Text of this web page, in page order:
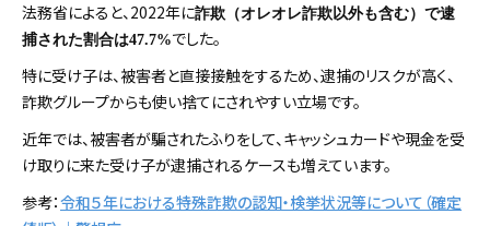
法務省によると、2022年に詐欺（オレオレ詐欺以外も含む）で逮
捕された割合は47.7%でした。
特に受け子は、被害者と直接接触をするため、逮捕のリスクが高く、
詐欺グループからも使い捨てにされやすい立場です。
近年では、被害者が騙されたふりをして、キャッシュカードや現金を受
け取りに来た受け子が逮捕されるケースも増えています。
参考：令和５年における特殊詐欺の認知・検挙状況等について（確定